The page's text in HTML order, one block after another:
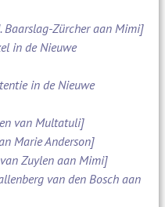
Baarslag-Zürcher aan Mimi]
in de Nieuwe
in de Nieuwe
van Multatuli]
Marie Anderson]
Zuylen aan Mimi]
van den Bosch aan